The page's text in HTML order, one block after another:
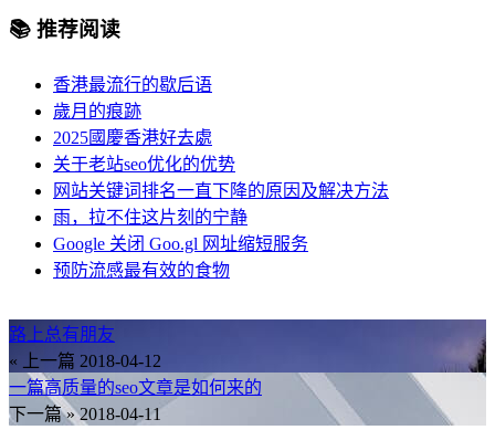
📚 推荐阅读
香港最流行的歇后语
歲月的痕跡
2025國慶香港好去處
关于老站seo优化的优势
网站关键词排名一直下降的原因及解决方法
雨，拉不住这片刻的宁静
Google 关闭 Goo.gl 网址缩短服务
预防流感最有效的食物
路上总有朋友
« 上一篇 2018-04-12
一篇高质量的seo文章是如何来的
下一篇 » 2018-04-11